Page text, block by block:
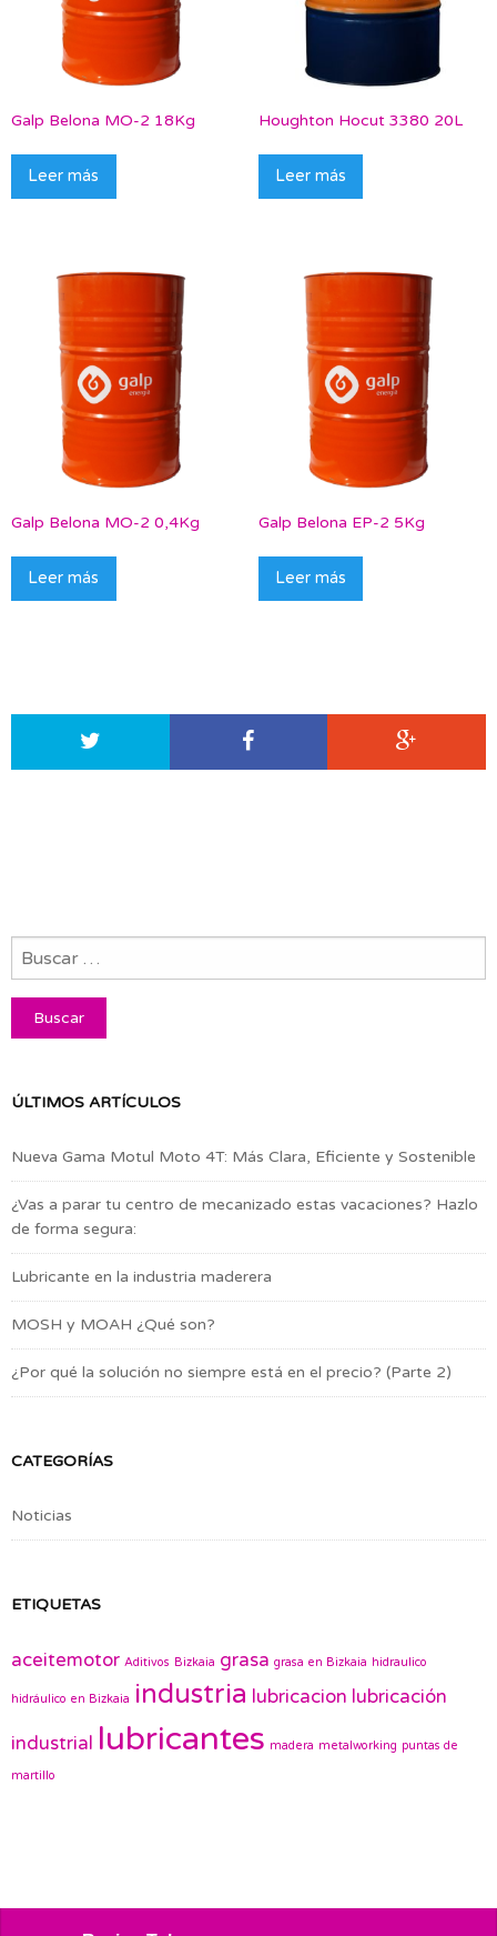
Galp Belona MO-2 18Kg
Leer más
Houghton Hocut 3380 20L
Leer más
Galp Belona MO-2 0,4Kg
Leer más
Galp Belona EP-2 5Kg
Leer más
ÚLTIMOS ARTÍCULOS
Nueva Gama Motul Moto 4T: Más Clara, Eficiente y Sostenible
¿Vas a parar tu centro de mecanizado estas vacaciones? Hazlo
de forma segura:
Lubricante en la industria maderera
MOSH y MOAH ¿Qué son?
¿Por qué la solución no siempre está en el precio? (Parte 2)
CATEGORÍAS
Noticias
ETIQUETAS
aceitemotor Aditivos Bizkaia grasa grasa en Bizkaia hidraulico
hidráulico en Bizkaia industria lubricacion lubricación
industrial lubricantes madera metalworking puntas de
martillo